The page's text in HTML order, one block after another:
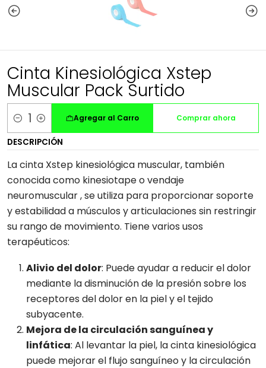
Cinta Kinesiológica Xstep
Muscular Pack Surtido
Cantidad
Agregar al Carro Comprar ahora
DESCRIPCIÓN
La cinta Xstep kinesiológica muscular, también
conocida como kinesiotape o vendaje
neuromuscular , se utiliza para proporcionar soporte
y estabilidad a músculos y articulaciones sin restringir
su rango de movimiento. Tiene varios usos
terapéuticos:
Alivio del dolor: Puede ayudar a reducir el dolor
mediante la disminución de la presión sobre los
receptores del dolor en la piel y el tejido
subyacente.
Mejora de la circulación sanguínea y
linfática: Al levantar la piel, la cinta kinesiológica
puede mejorar el flujo sanguíneo y la circulación